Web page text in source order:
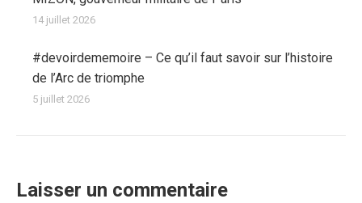
14 juillet 2026
#devoirdememoire – Ce qu’il faut savoir sur l’histoire
de l’Arc de triomphe
5 juillet 2026
Laisser un commentaire